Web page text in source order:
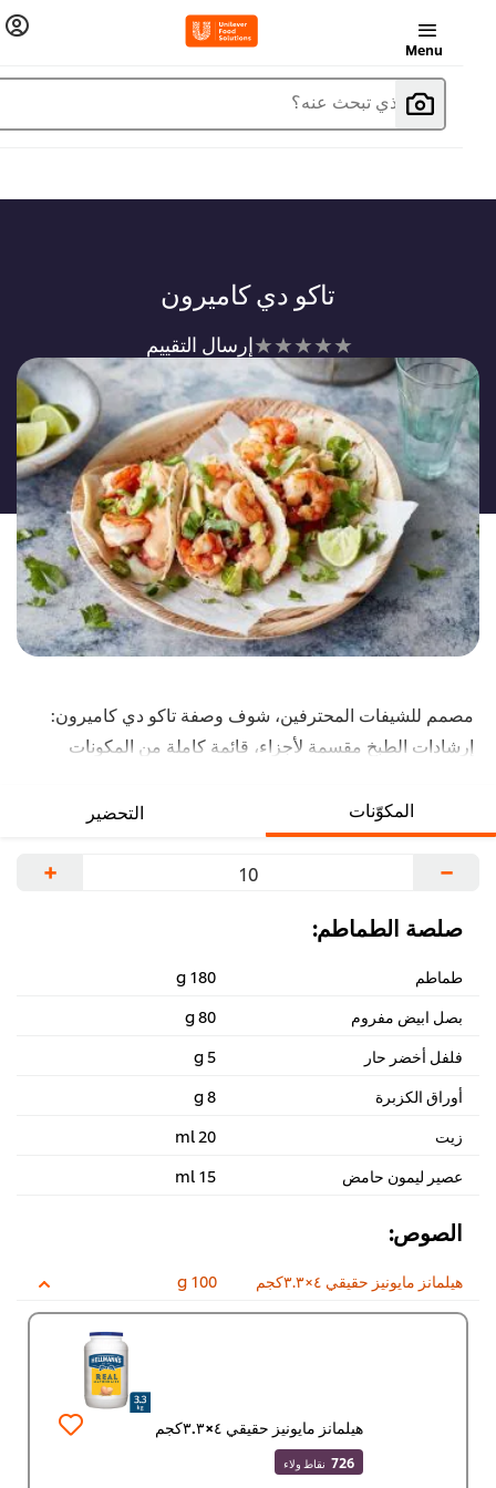
Menu
ما الذي تبحث عنه؟
تاكو دي كاميرون
لم
يتم
تقديم
أي
تقييمات
لهذا
إرسال التقييم
مصمم للشيفات المحترفين، شوف وصفة تاكو دي كاميرون:
إرشادات الطبخ مقسمة لأجزاء، قائمة كاملة من المكونات
منتجات مثل: هيلمانز مايونيز حقيقي.
المكوّنات التحضير
صلصة الطماطم:
طماطم
180 g
بصل ابيض مفروم
80 g
فلفل أخضر حار
أوراق الكزبرة
زيت
20 ml
عصير ليمون حامض
15 ml
الصوص:
هيلمانز مايونيز حقيقي ٤×٣.٣كجم 100 g
هيلمانز مايونيز حقيقي ٤×٣.٣كجم
726 نقاط ولاء